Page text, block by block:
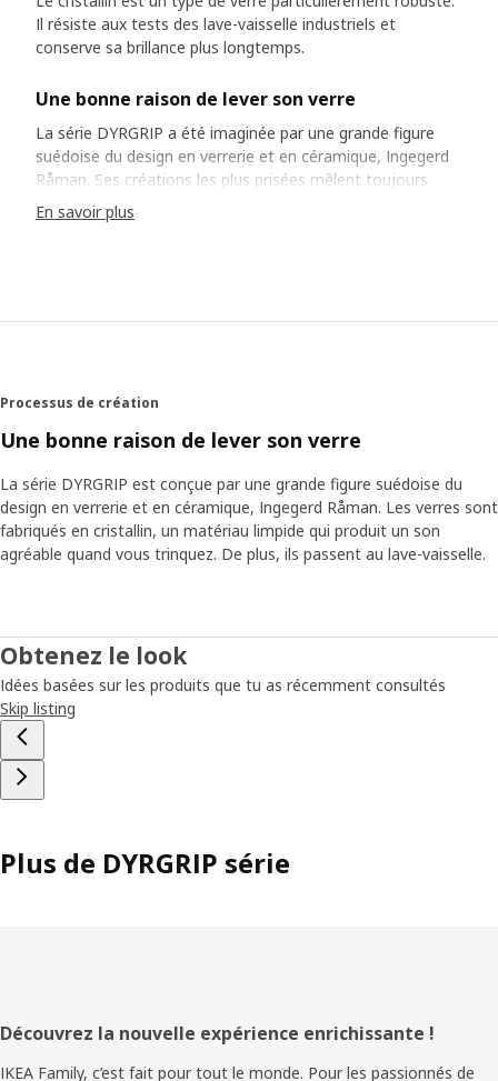
Il résiste aux tests des lave-vaisselle industriels et
conserve sa brillance plus longtemps.
Une bonne raison de lever son verre
La série DYRGRIP a été imaginée par une grande figure
suédoise du design en verrerie et en céramique, Ingegerd
Råman. Ses créations les plus prisées mêlent toujours
modestement fonction et esthétisme. Ingegerd explique
volontiers l'attention qu'elle a portée à chaque millimètre
l'importance de ses efforts. « Vous n'avez pas besoin de
ne doit être centrée que sur la boisson. Ce que vous
versez dans le verre est la seule décoration. »
En savoir plus
Processus de création
Une bonne raison de lever son verre
La série DYRGRIP est conçue par une grande figure suédoise du
design en verrerie et en céramique, Ingegerd Råman. Les verres sont
fabriqués en cristallin, un matériau limpide qui produit un son
agréable quand vous trinquez. De plus, ils passent au lave-vaisselle.
Obtenez le look
Idées basées sur les produits que tu as récemment consultés
Skip listing
Plus de DYRGRIP série
Pied
de
Découvrez la nouvelle expérience enrichissante !
IKEA Family, c’est fait pour tout le monde. Pour les passionnés de